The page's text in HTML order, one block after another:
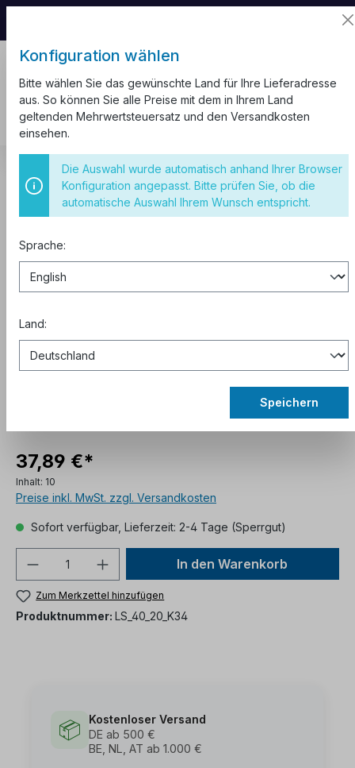
Kabelkanal Kiefer
10m Kabelkanal zum Schrauben
37,89 €*
Inhalt: 10
Preise inkl. MwSt. zzgl. Versandkosten
Sofort verfügbar, Lieferzeit: 2-4 Tage (Sperrgut)
In den Warenkorb
Zum Merkzettel hinzufügen
Produktnummer: LS_40_20_K34
📦
Kostenloser Versand
DE ab 500 €
BE, NL, AT ab 1.000 €
Konfiguration wählen
Bitte wählen Sie das gewünschte Land für Ihre Lieferadresse
aus. So können Sie alle Preise mit dem in Ihrem Land
geltenden Mehrwertsteuersatz und den Versandkosten
einsehen.
Die Auswahl wurde automatisch anhand Ihrer Browser
Konfiguration angepasst. Bitte prüfen Sie, ob die
automatische Auswahl Ihrem Wunsch entspricht.
Sprache:
Land:
Speichern